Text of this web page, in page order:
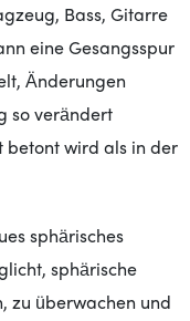
Bass, Gitarre
eine Gesangsspur
Änderungen
so verändert
betont wird als in der
sphärisches
sphärische
zu überwachen und